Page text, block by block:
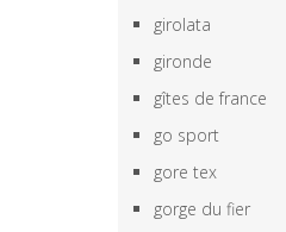
girolata
gironde
gîtes de france
go sport
gore tex
gorge du fier